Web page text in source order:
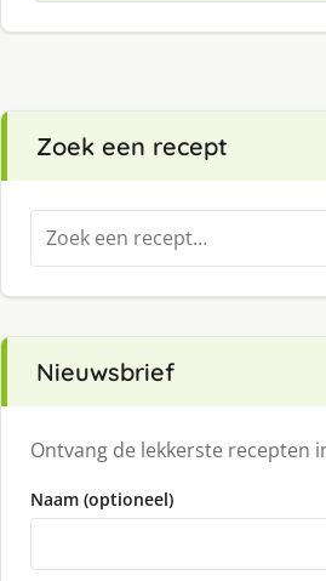
Zoek een recept
Zoeken
naar:
Nieuwsbrief
Ontvang de lekkerste recepten
Naam (optioneel)